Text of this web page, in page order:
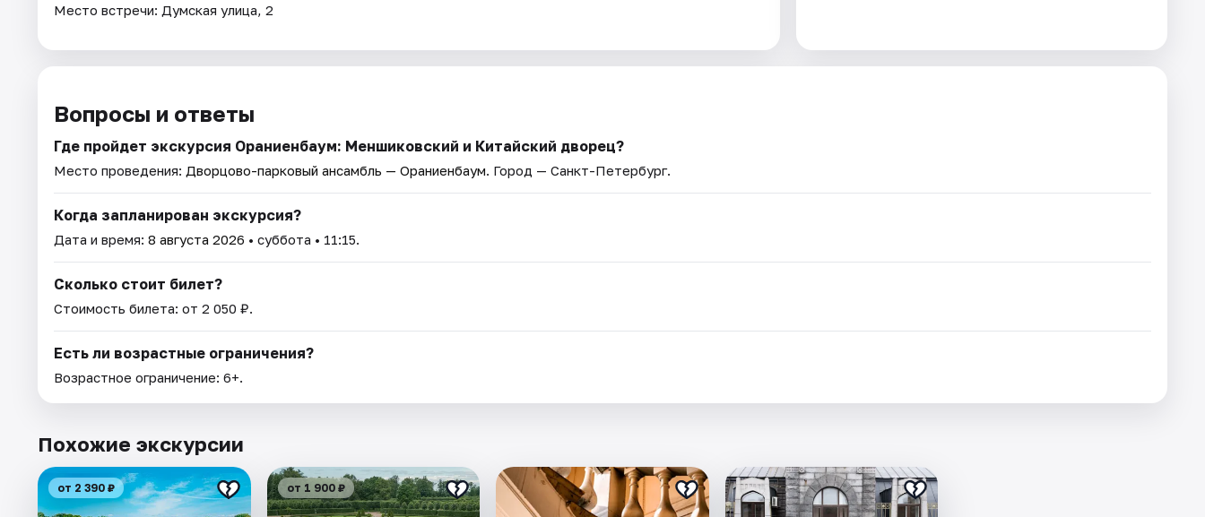
Место встречи: Думская улица, 2
Вопросы и ответы
Где пройдет экскурсия Ораниенбаум: Меншиковский и Китайский дворец?
Место проведения: Дворцово-парковый ансамбль — Ораниенбаум. Город — Санкт-Петербург.
Когда запланирован экскурсия?
Дата и время: 8 августа 2026 • суббота • 11:15.
Сколько стоит билет?
Стоимость билета: от 2 050 ₽.
Есть ли возрастные ограничения?
Возрастное ограничение: 6+.
Похожие экскурсии
от 2 390 ₽ от 1 900 ₽